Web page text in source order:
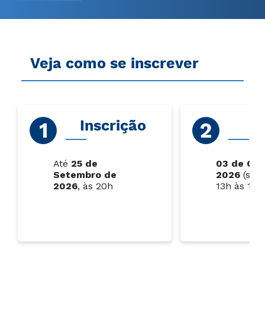
Veja como se inscrever
Inscrição
Até 25 de
Setembro de
2026, às 20h
03 de
2026
13h às 17h